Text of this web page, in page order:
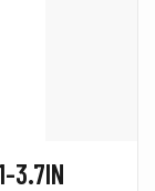
3.7IN